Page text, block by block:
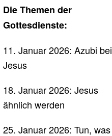
Die Themen der
Gottesdienste:
11. Januar 2026: Azubi bei
Jesus
18. Januar 2026: Jesus
ähnlich werden
25. Januar 2026: Tun, was